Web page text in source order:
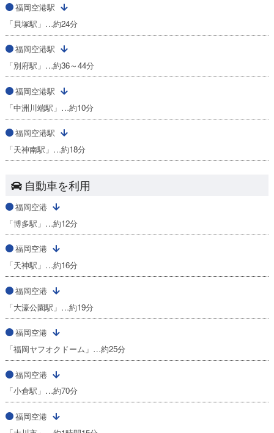
福岡空港駅
「貝塚駅」…約24分
福岡空港駅
「別府駅」…約36～44分
福岡空港駅
「中洲川端駅」…約10分
福岡空港駅
「天神南駅」…約18分
自動車を利用
福岡空港
「博多駅」…約12分
福岡空港
「天神駅」…約16分
福岡空港
「大濠公園駅」…約19分
福岡空港
「福岡ヤフオクドーム」…約25分
福岡空港
「小倉駅」…約70分
福岡空港